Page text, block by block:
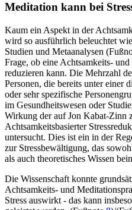
Meditation kann bei
Kaum ein Aspekt in der
wird so ausführlich beleuchtet
Studien und Metaanalysen
Frage, ob eine Achtsamkeits-
reduzieren kann. Die Mehrzahl
Personen, die bereits unter einer
oder sehr spezifische
im Gesundheitswesen oder
Wirkung der auf Jon Kabat-Zinn
Achtsamkeitsbasierter
untersucht. Dies ist ein in der
zur Stressbewältigung, das
als auch theoretisches Wissen
Die Wissenschaft konnte
Achtsamkeits- und
Stress auswirkt - das kann